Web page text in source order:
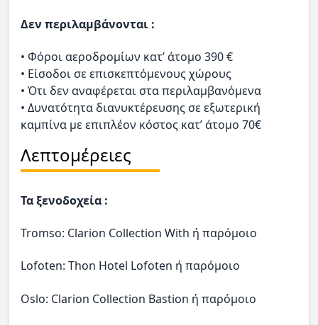
Δεν περιλαμβάνονται :
• Φόροι αεροδρομίων κατ’ άτομο 390 €
• Είσοδοι σε επισκεπτόμενους χώρους
• Ότι δεν αναφέρεται στα περιλαμβανόμενα
• Δυνατότητα διανυκτέρευσης σε εξωτερική
καμπίνα με επιπλέον κόστος κατ’ άτομο 70€
Λεπτομέρειες
Τα ξενοδοχεία :
Tromso: Clarion Collection With ή παρόμοιο
Lofoten: Thon Hotel Lofoten ή παρόμοιο
Oslo: Clarion Collection Bastion ή παρόμοιο